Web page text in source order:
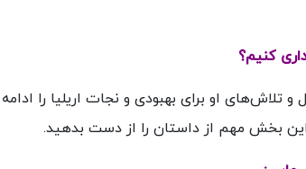
او برای بهبودی و نجات اریلیا را ادامه
بخش مهم از داستان را از دست بدهید.